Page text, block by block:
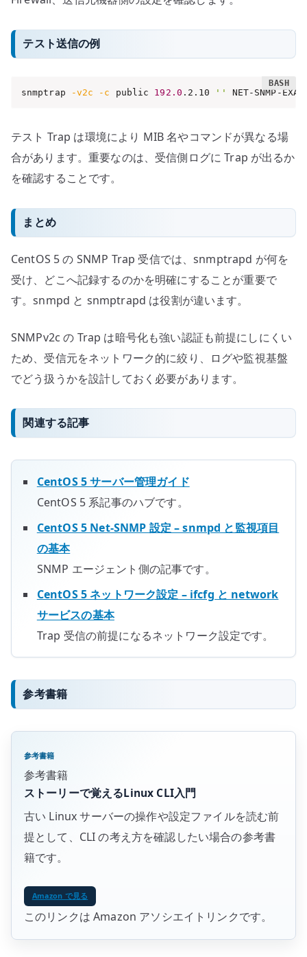
テスト送信の例
snmptrap -v2c -c public 192.0 .2.10 '' NET-SNMP-
テスト Trap は環境により MIB 名やコマンドが異なる場
合があります。重要なのは、受信側ログに Trap が出るか
を確認することです。
まとめ
CentOS 5 の SNMP Trap 受信では、snmptrapd が何を
受け、どこへ記録するのかを明確にすることが重要で
す。snmpd と snmptrapd は役割が違います。
SNMPv2c の Trap は暗号化も強い認証も前提にしにくい
ため、受信元をネットワーク的に絞り、ログや監視基盤
でどう扱うかを設計しておく必要があります。
関連する記事
CentOS 5 サーバー管理ガイド
CentOS 5 系記事のハブです。
CentOS 5 Net-SNMP 設定 – snmpd と監視項目
の基本
SNMP エージェント側の記事です。
CentOS 5 ネットワーク設定 – ifcfg と network
サービスの基本
Trap 受信の前提になるネットワーク設定です。
参考書籍
参考書籍
参考書籍
ストーリーで覚えるLinux CLI入門
古い Linux サーバーの操作や設定ファイルを読む前
提として、CLI の考え方を確認したい場合の参考書
籍です。
Amazon で見る
このリンクは Amazon アソシエイトリンクです。